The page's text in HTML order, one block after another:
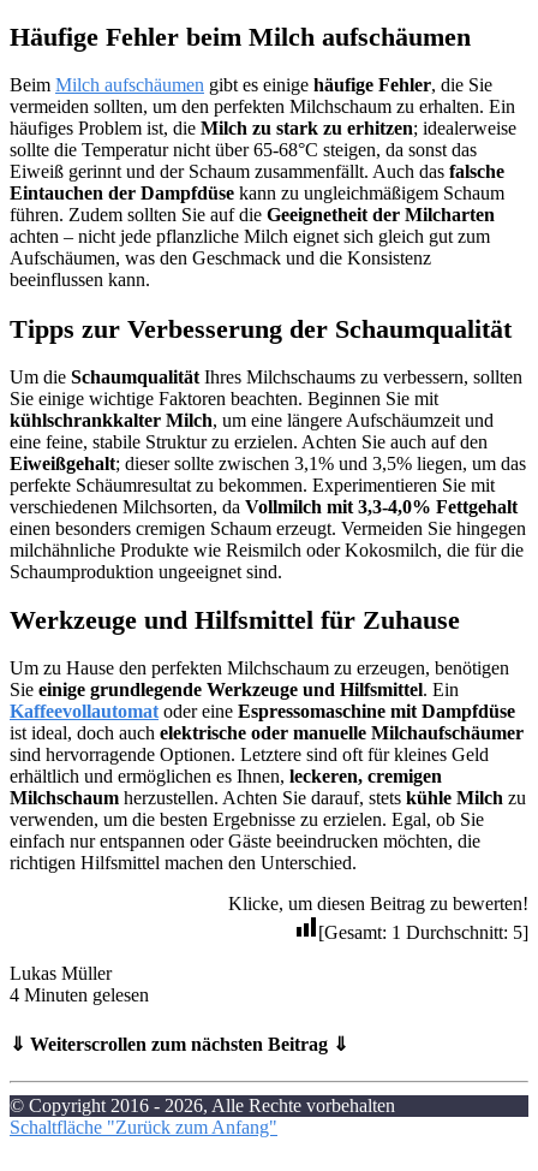
Häufige Fehler beim Milch aufschäumen
Beim Milch aufschäumen gibt es einige häufige Fehler, die Sie
vermeiden sollten, um den perfekten Milchschaum zu erhalten. Ein
häufiges Problem ist, die Milch zu stark zu erhitzen; idealerweise
sollte die Temperatur nicht über 65-68°C steigen, da sonst das
Eiweiß gerinnt und der Schaum zusammenfällt. Auch das falsche
Eintauchen der Dampfdüse kann zu ungleichmäßigem Schaum
führen. Zudem sollten Sie auf die Geeignetheit der Milcharten
achten – nicht jede pflanzliche Milch eignet sich gleich gut zum
Aufschäumen, was den Geschmack und die Konsistenz
beeinflussen kann.
Tipps zur Verbesserung der Schaumqualität
Um die Schaumqualität Ihres Milchschaums zu verbessern, sollten
Sie einige wichtige Faktoren beachten. Beginnen Sie mit
kühlschrankkalter Milch, um eine längere Aufschäumzeit und
eine feine, stabile Struktur zu erzielen. Achten Sie auch auf den
Eiweißgehalt; dieser sollte zwischen 3,1% und 3,5% liegen, um das
perfekte Schäumresultat zu bekommen. Experimentieren Sie mit
verschiedenen Milchsorten, da Vollmilch mit 3,3-4,0% Fettgehalt
einen besonders cremigen Schaum erzeugt. Vermeiden Sie hingegen
milchähnliche Produkte wie Reismilch oder Kokosmilch, die für die
Schaumproduktion ungeeignet sind.
Werkzeuge und Hilfsmittel für Zuhause
Um zu Hause den perfekten Milchschaum zu erzeugen, benötigen
Sie einige grundlegende Werkzeuge und Hilfsmittel. Ein
Kaffeevollautomat oder eine Espressomaschine mit Dampfdüse
ist ideal, doch auch elektrische oder manuelle Milchaufschäumer
sind hervorragende Optionen. Letztere sind oft für kleines Geld
erhältlich und ermöglichen es Ihnen, leckeren, cremigen
Milchschaum herzustellen. Achten Sie darauf, stets kühle Milch zu
verwenden, um die besten Ergebnisse zu erzielen. Egal, ob Sie
einfach nur entspannen oder Gäste beeindrucken möchten, die
richtigen Hilfsmittel machen den Unterschied.
Klicke, um diesen Beitrag zu bewerten!
[Gesamt: 1 Durchschnitt: 5]
Lukas Müller
4 Minuten gelesen
⇓ Weiterscrollen zum nächsten Beitrag ⇓
© Copyright 2016 - 2026, Alle Rechte vorbehalten
Schaltfläche "Zurück zum Anfang"